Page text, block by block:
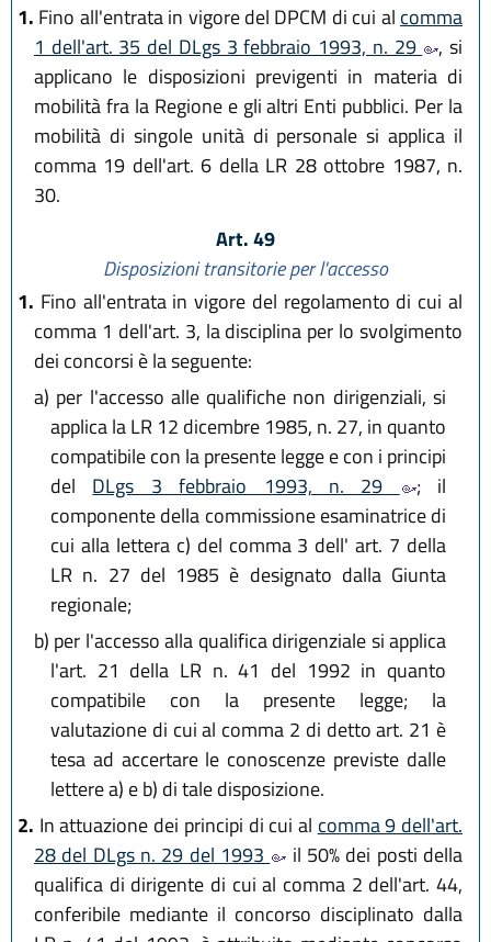
1. Fino all'entrata in vigore del DPCM di cui al comma
1 dell'art. 35 del DLgs 3 febbraio 1993, n. 29
, si
applicano le disposizioni previgenti in materia di
mobilità fra la Regione e gli altri Enti pubblici. Per la
mobilità di singole unità di personale si applica il
comma 19 dell'art. 6 della LR 28 ottobre 1987, n.
30.
Art. 49
Disposizioni transitorie per l'accesso
1. Fino all'entrata in vigore del regolamento di cui al
comma 1 dell'art. 3, la disciplina per lo svolgimento
dei concorsi è la seguente:
a) per l'accesso alle qualifiche non dirigenziali, si
applica la LR 12 dicembre 1985, n. 27, in quanto
compatibile con la presente legge e con i principi
del DLgs 3 febbraio 1993, n. 29
; il
componente della commissione esaminatrice di
cui alla lettera c) del comma 3 dell' art. 7 della
LR n. 27 del 1985 è designato dalla Giunta
regionale;
b) per l'accesso alla qualifica dirigenziale si applica
l'art. 21 della LR n. 41 del 1992 in quanto
compatibile con la presente legge; la
valutazione di cui al comma 2 di detto art. 21 è
tesa ad accertare le conoscenze previste dalle
lettere a) e b) di tale disposizione.
2. In attuazione dei principi di cui al comma 9 dell'art.
28 del DLgs n. 29 del 1993
il 50% dei posti della
qualifica di dirigente di cui al comma 2 dell'art. 44,
conferibile mediante il concorso disciplinato dalla